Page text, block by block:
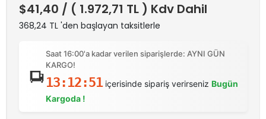
$41,40 / ( 1.972,71 TL ) Kdv Dahil
368,24 TL 'den başlayan taksitlerle
Saat 16:00'a kadar verilen siparişlerde: AYNI GÜN
KARGO!
13:12:51içerisinde sipariş verirseniz Bugün
Kargoda !